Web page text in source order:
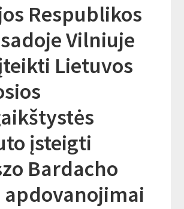
Respublikos
Vilniuje
Lietuvos
įsteigti
Bardacho